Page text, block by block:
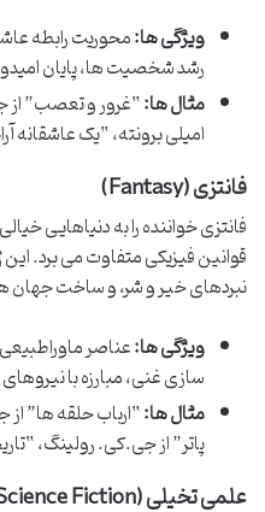
ویژگی ها:محوریت رابطه
رشد شخصیت ها، پایان
مثال ها:“غرور و تعصب” از
امیلی برونته، “یک عاشقانه
فانتزی (Fantasy)
فانتزی خواننده را به دنیاهایی
قوانین فیزیکی متفاوت می برد. این
نبردهای خیر و شر، و ساخت
ویژگی ها:عناصر
سازی غنی، مبارزه با
مثال ها:“ارباب حلقه ها”
پاتر” از جی.کی. رولینگ،
علمی تخیلی (Science Fiction)